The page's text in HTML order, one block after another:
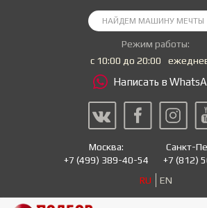
Режим работы:
с 10:00 до 20:00
Написать в
Москва:
+7 (499) 389-40-54
Санкт-
+7 (812)
RU
EN